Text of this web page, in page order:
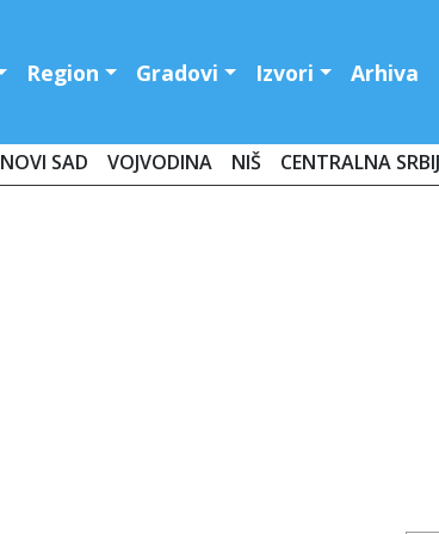
Region Gradovi Izvori Arhiva
NOVI SAD VOJVODINA NIŠ CENTRALNA